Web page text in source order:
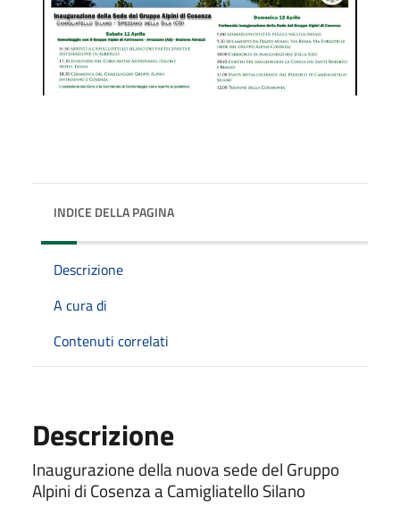
INDICE DELLA PAGINA
Descrizione
A cura di
Contenuti correlati
Descrizione
Inaugurazione della nuova sede del Gruppo
Alpini di Cosenza a Camigliatello Silano